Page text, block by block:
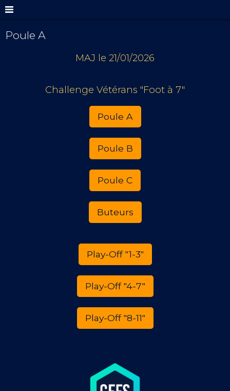
Poule A
MAJ le 21/01/2026
Challenge Vétérans "Foot à 7"
Poule A
Poule B
Poule C
Buteurs
Play-Off "1-3"
Play-Off "4-7"
Play-Off "8-11"